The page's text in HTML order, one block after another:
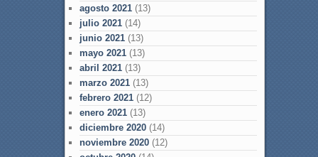
agosto 2021(13)
julio 2021(14)
junio 2021(13)
mayo 2021(13)
abril 2021(13)
marzo 2021(13)
febrero 2021(12)
enero 2021(13)
diciembre 2020(14)
noviembre 2020(12)